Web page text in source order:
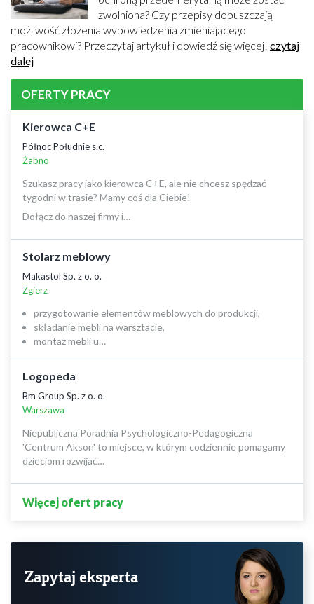
zwolniona? Czy przepisy dopuszczają
możliwość złożenia wypowiedzenia zmieniającego
pracownikowi? Przeczytaj artykuł i dowiedź się więcej! czytaj
dalej
OFERTY PRACY
Kierowca C+E
Północ Południe s.c.
Żabno
Szukasz pracy jako kierowca C+E, ale nie chcesz spędzać
tygodni w trasie? Mamy coś dla Ciebie!
Dołącz do naszej firmy i…
Stolarz meblowy
Makastol Sp. z o. o.
Zgierz
przygotowanie elementów meblowych do produkcji,
składanie mebli na warsztacie,
montaż mebli u…
Logopeda
Bm Group Sp. z o. o.
Warszawa
Niepubliczna Poradnia Psychologiczno-Pedagogiczna
'Centrum Akson' to miejsce, w którym codziennie pomagamy
dzieciom rozwijać…
Więcej ofert pracy
Zapytaj eksperta